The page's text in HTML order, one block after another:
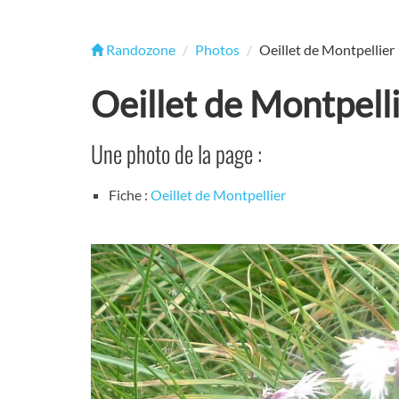
Randozone Photos Oeillet de Montpellier
Oeillet de
Une photo de la page :
Fiche : Oeillet de Montpellier